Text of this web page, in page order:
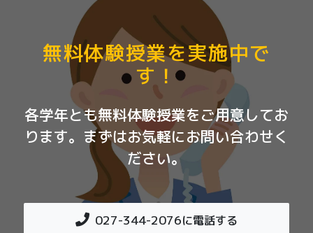
無料体験授業を実施中で
す！
各学年とも無料体験授業をご用意してお
ります。まずはお気軽にお問い合わせく
ださい。
027-344-2076に電話する